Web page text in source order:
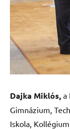
Dajka Miklós, a
Gimnázium,
Iskola,